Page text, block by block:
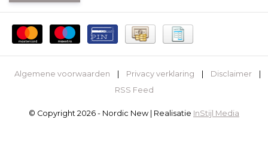
Algemene voorwaarden Privacy verklaring Disclaimer
RSS Feed
© Copyright 2026 - Nordic New | Realisatie InStijl Media